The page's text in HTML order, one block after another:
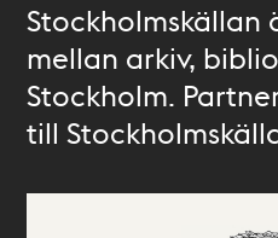
Stockholmskällan
mellan arkiv,
Stockholm.
till